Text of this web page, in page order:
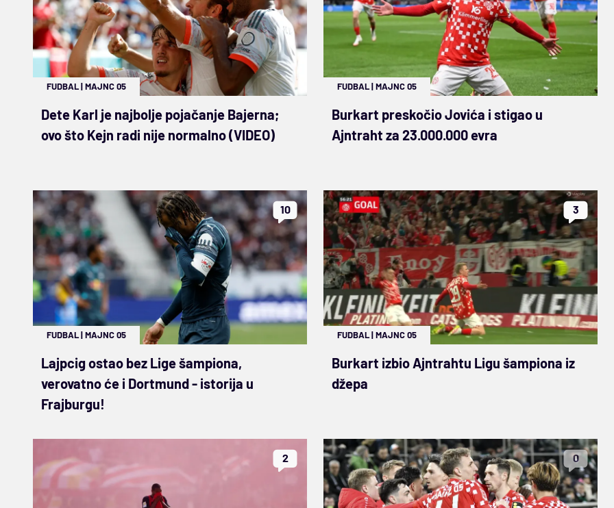
FUDBAL|MAJNC 05
Dete Karl je najbolje pojačanje Bajerna;
ovo što Kejn radi nije normalno (VIDEO)
FUDBAL|MAJNC 05
Burkart preskočio Jovića i stigao u
Ajntraht za 23.000.000 evra
10
FUDBAL|MAJNC 05
Lajpcig ostao bez Lige šampiona,
verovatno će i Dortmund - istorija u
Frajburgu!
3
FUDBAL|MAJNC 05
Burkart izbio Ajntrahtu Ligu šampiona iz
džepa
2 0